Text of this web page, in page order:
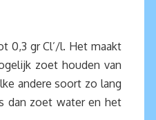
0,3 gr Cl’/l. Het maakt
zoet houden van
andere soort zo lang
dan zoet water en het